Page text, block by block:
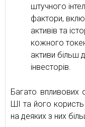
штучного
фактори,
активів та
кожного
активи більш
інвесторів.
Багато впливових
ШІ та його
на деяких з них